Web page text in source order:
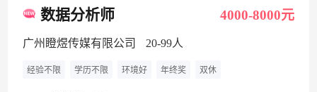
数据分析师 4000-8000元
广州瞪煜传媒有限公司 20-99人
经验不限 学历不限 环境好 年终奖 双休